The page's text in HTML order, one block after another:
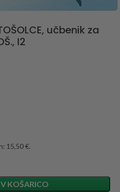
učbenik za
I2
15,50 €.
KOŠARICO